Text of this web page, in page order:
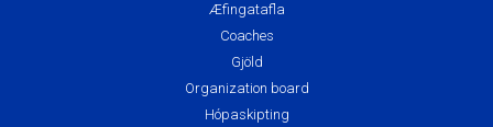
Æfingatafla
Coaches
Gjöld
Organization board
Hópaskipting